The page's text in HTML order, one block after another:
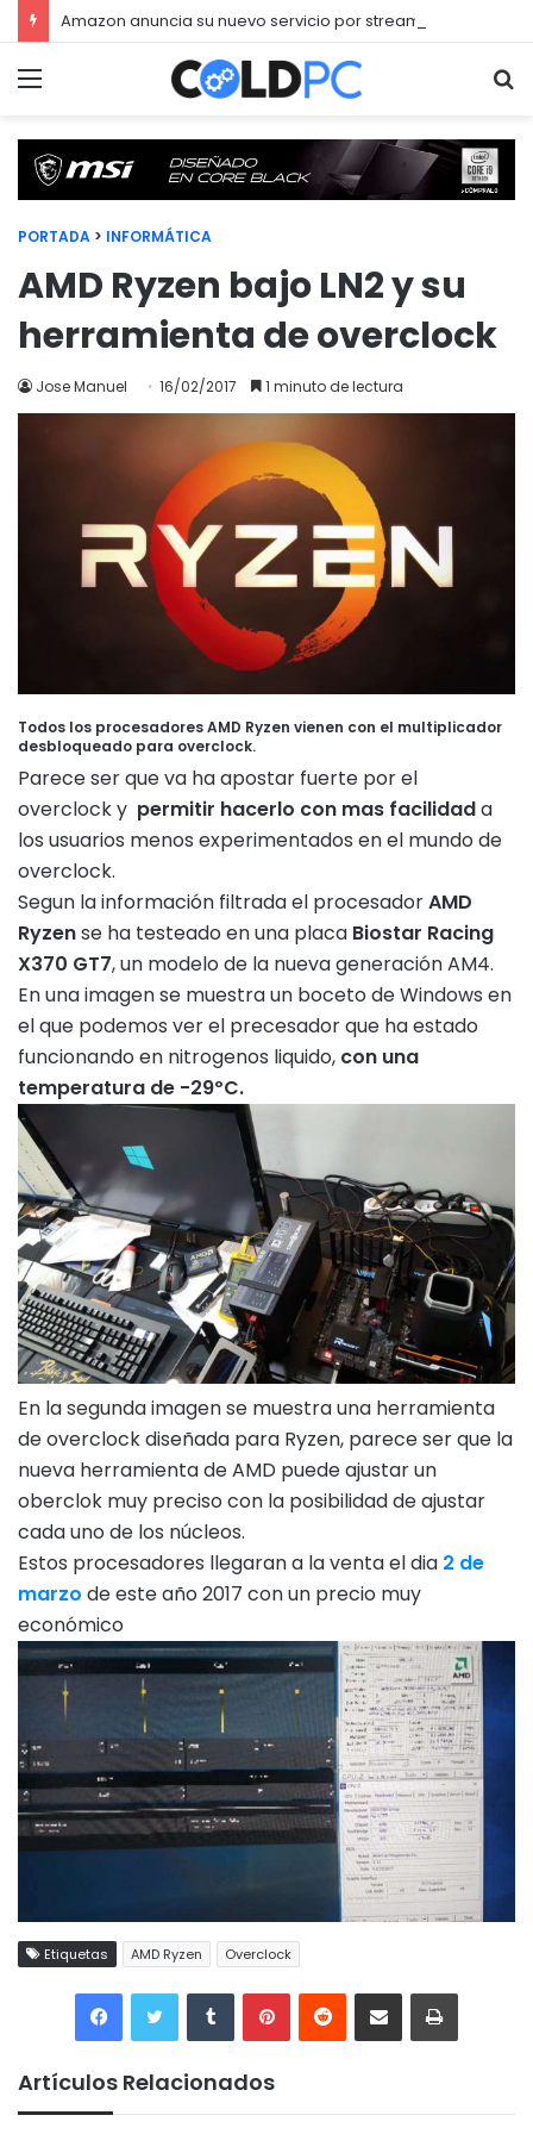
Menú
PORTADA > INFORMÁTICA
AMD Ryzen bajo LN2 y su
herramienta de overclock
Jose Manuel 16/02/2017 1 minuto de lectura
Todos los procesadores AMD Ryzen vienen con el multiplicador
desbloqueado para overclock.
Parece ser que va ha apostar fuerte por el
overclock y permitir hacerlo con mas facilidada
los usuarios menos experimentados en el mundo de
overclock.
Segun la información filtrada el procesadorAMD
Ryzense ha testeado en una placa Biostar Racing
X370 GT7, un modelo de la nueva generación AM4.
En una imagen se muestra un boceto de Windows en
el que podemos ver el precesador que ha estado
funcionando en nitrogenos liquido, con una
temperatura de -29ºC.
En la segunda imagen se muestra una herramienta
de overclock diseñada para Ryzen, parece ser que la
nueva herramienta de AMD puede ajustar un
oberclok muy preciso con la posibilidad de ajustar
cada uno de los núcleos.
Estos procesadores llegaran a la venta el dia 2 de
marzo de este año 2017 con un precio muy
económico
Etiquetas AMD Ryzen Overclock
TumblrPinterestReddit Compartir por correo electrónicoImprimir
Artículos Relacionados